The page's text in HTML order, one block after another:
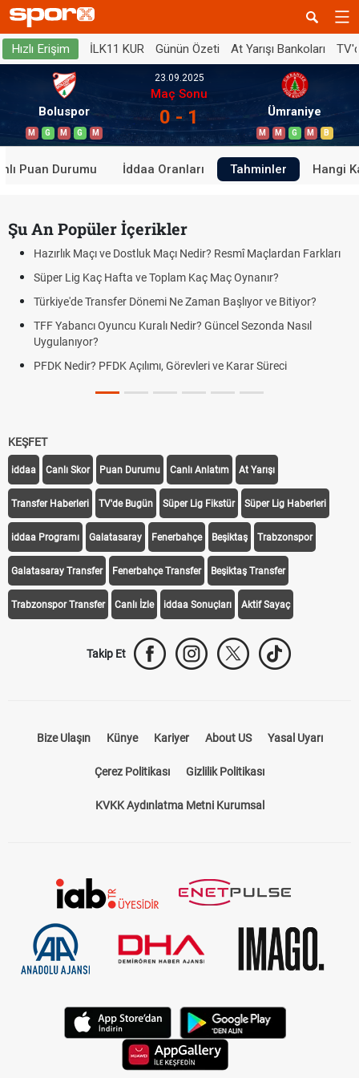
Hızlı Erişim İLK11 KUR Günün Özeti At Yarışı Bankoları
Boluspor
M G M G M
23.09.2025
Maç Sonu
0 - 1 Ümraniye
M M G M B
Puan Durumu İddaa Oranları Tahminler Hangi
Şu An Popüler İçerikler
Hazırlık Maçı ve Dostluk Maçı Nedir? Resmî Maçlardan Farkları
Süper Lig Kaç Hafta ve Toplam Kaç Maç Oynanır?
Türkiye'de Transfer Dönemi Ne Zaman Başlıyor ve Bitiyor?
TFF Yabancı Oyuncu Kuralı Nedir? Güncel Sezonda Nasıl
Uygulanıyor?
PFDK Nedir? PFDK Açılımı, Görevleri ve Karar Süreci
KEŞFET
iddaa Canlı Skor Puan Durumu Canlı Anlatım At Yarışı
Transfer Haberleri TV'de Bugün Süper Lig Fikstür Süper Lig Haberleri
iddaa Programı Galatasaray Fenerbahçe Beşiktaş Trabzonspor
Galatasaray Transfer Fenerbahçe Transfer Beşiktaş Transfer
Trabzonspor Transfer Canlı İzle iddaa Sonuçları Aktif Sayaç
Takip Et
Bize Ulaşın Künye Kariyer About US Yasal Uyarı
Çerez Politikası Gizlilik Politikası
KVKK Aydınlatma Metni Kurumsal